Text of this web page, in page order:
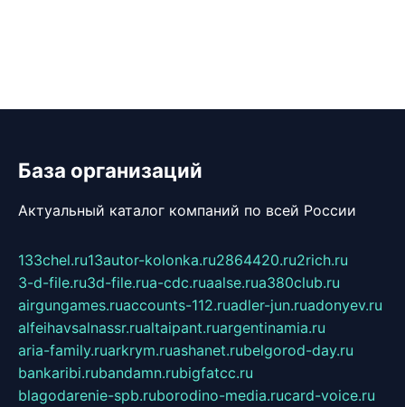
База организаций
Актуальный каталог компаний по всей России
133chel.ru13autor-kolonka.ru2864420.ru2rich.ru
3-d-file.ru3d-file.rua-cdc.ruaalse.rua380club.ru
airgungames.ruaccounts-112.ruadler-jun.ruadonyev.ru
alfeihavsalnassr.rualtaipant.ruargentinamia.ru
aria-family.ruarkrym.ruashanet.rubelgorod-day.ru
bankaribi.rubandamn.rubigfatcc.ru
blagodarenie-spb.ruborodino-media.rucard-voice.ru